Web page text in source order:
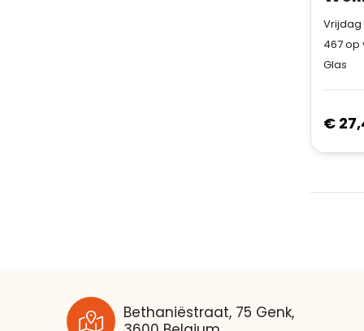
Vrijdag
467op
Glas
€
Bethaniëstraat, 75 Genk,